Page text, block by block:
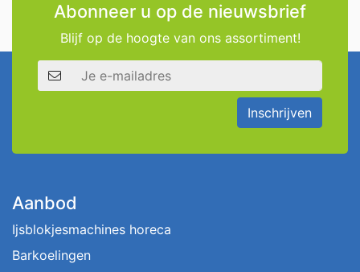
Abonneer u op de nieuwsbrief
Blijf op de hoogte van ons assortiment!
E-mailadres
Inschrijven
Aanbod
Ijsblokjesmachines horeca
Barkoelingen